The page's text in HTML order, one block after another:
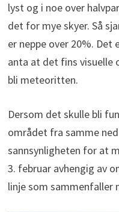
lyst og i noe over
det for mye skyer. Så
er neppe over 20%. Det
anta at det fins visuelle
bli meteoritten.
Dersom det skulle bli
området fra samme
sannsynligheten for at
3. februar avhengig av
linje som sammenfaller